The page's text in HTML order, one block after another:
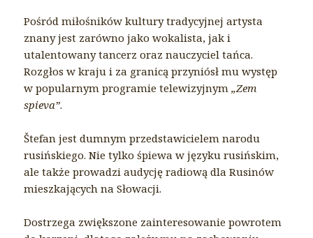
Pośród miłośników kultury tradycyjnej artysta
znany jest zarówno jako wokalista, jak i
utalentowany tancerz oraz nauczyciel tańca.
Rozgłos w kraju i za granicą przyniósł mu występ
w popularnym programie telewizyjnym„Zem
spieva”.
Štefan jest dumnym przedstawicielem narodu
rusińskiego. Nie tylko śpiewa w języku rusińskim,
ale także prowadzi audycję radiową dla Rusinów
mieszkających na Słowacji.
Dostrzega zwiększone zainteresowanie powrotem